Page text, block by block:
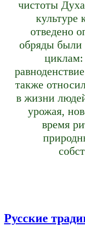
чистоты
отведено
обряды были
циклам:
также
в жизни
урожая,
время
Русские